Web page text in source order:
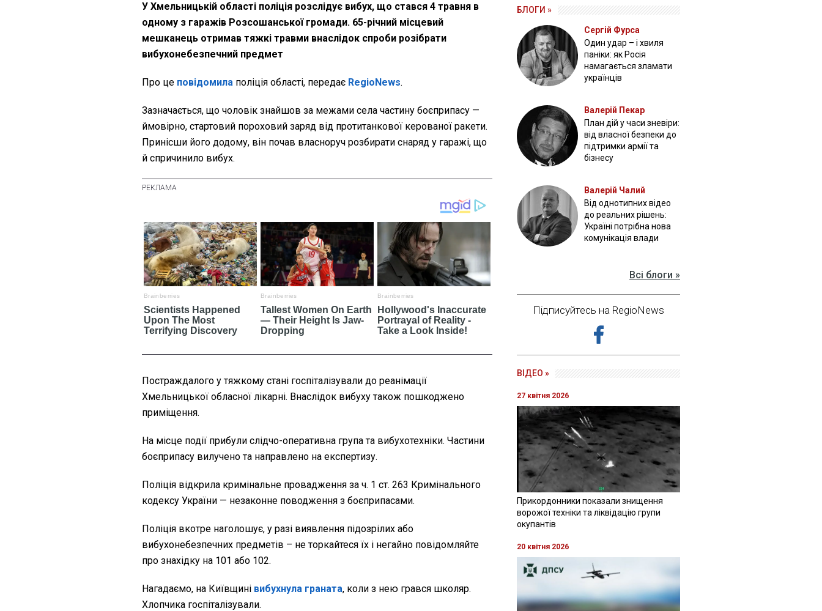
У Хмельницькій області поліція розслідує вибух, що стався 4 травня в
одному з гаражів Розсошанської громади. 65-річний місцевий
мешканець отримав тяжкі травми внаслідок спроби розібрати
вибухонебезпечний предмет
Про це повідомила поліція області, передає RegioNews.
Зазначається, що чоловік знайшов за межами села частину боєприпасу —
ймовірно, стартовий пороховий заряд від протитанкової керованої ракети.
Принісши його додому, він почав власноруч розбирати снаряд у гаражі, що
й спричинило вибух.
Постраждалого у тяжкому стані госпіталізували до реанімації
Хмельницької обласної лікарні. Внаслідок вибуху також пошкоджено
приміщення.
На місце події прибули слідчо-оперативна група та вибухотехніки. Частини
боєприпасу вилучено та направлено на експертизу.
Поліція відкрила кримінальне провадження за ч. 1 ст. 263 Кримінального
кодексу України — незаконне поводження з боєприпасами.
Поліція вкотре наголошує, у разі виявлення підозрілих або
вибухонебезпечних предметів – не торкайтеся їх і негайно повідомляйте
про знахідку на 101 або 102.
Нагадаємо, на Київщині вибухнула граната, коли з нею грався школяр.
Хлопчика госпіталізували.
БЛОГИ »
Сергій Фурса
Один удар – і хвиля
паніки: як Росія
намагається зламати
українців
Валерій Пекар
План дій у часи зневіри:
від власної безпеки до
підтримки армії та
бізнесу
Валерій Чалий
Від однотипних відео
до реальних рішень:
Україні потрібна нова
комунікація влади
Всі блоги »
Підписуйтесь на RegioNews
ВІДЕО »
27 квітня 2026
Прикордонники показали знищення
ворожої техніки та ліквідацію групи
окупантів
20 квітня 2026